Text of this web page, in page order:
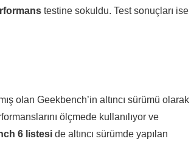
testine sokuldu. Test sonuçları ise
olan Geekbench’in altıncı sürümü olarak
ölçmede kullanılıyor ve
6 listesi de altıncı sürümde yapılan